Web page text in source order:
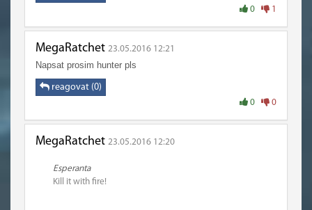
0 1
MegaRatchet 23.05.2016 12:21
Napsat prosim hunter pls
reagovat (0)
0 0
MegaRatchet 23.05.2016 12:20
Esperanta
Kill it with fire!